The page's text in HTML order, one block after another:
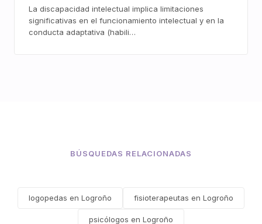
La discapacidad intelectual implica limitaciones
significativas en el funcionamiento intelectual y en la
conducta adaptativa (habili…
BÚSQUEDAS RELACIONADAS
logopedas en Logroño fisioterapeutas en Logroño
psicólogos en Logroño